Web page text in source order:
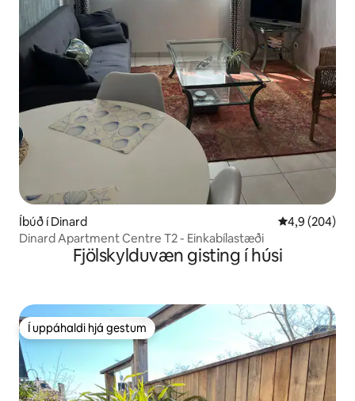
Íbúð í Dinard 4,9 af 5 í
4,9 (204)
Dinard Apartment Centre T2 - Einkabílastæði
Fjölskylduvæn gisting í húsi
Í uppáhaldi hjá gestum
Í uppáhaldi hjá gestum